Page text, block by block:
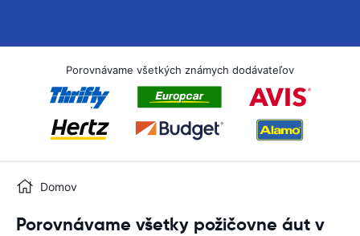
Porovnávame všetkých známych dodávateľov
Domov
Porovnávame všetky požičovne áut v